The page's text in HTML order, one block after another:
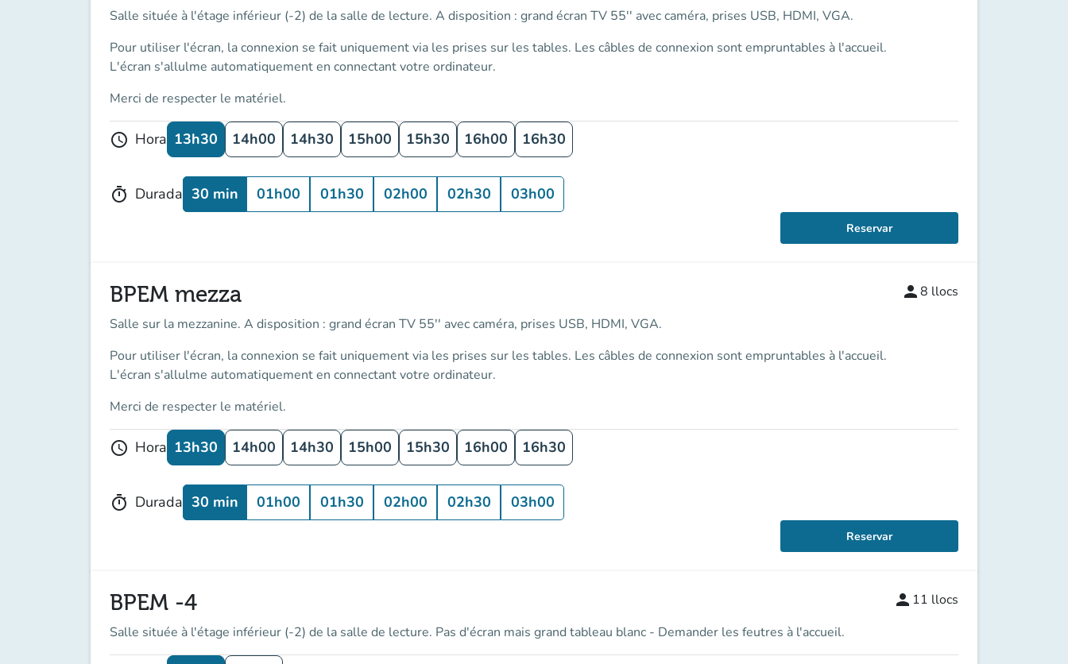
Salle située à l'étage inférieur (-2) de la salle de lecture. A disposition : grand écran TV 55'' avec caméra, prises USB, HDMI, VGA.
Pour utiliser l'écran, la connexion se fait uniquement via les prises sur les tables. Les câbles de connexion sont empruntables à l'accueil.
L'écran s'allulme automatiquement en connectant votre ordinateur.
Merci de respecter le matériel.
schedule Hora 13h30 14h00 14h30 15h00 15h30 16h00 16h30
timer Durada 30 min 01h00 01h30 02h00 02h30 03h00
Reservar
BPEM mezza
Salle sur la mezzanine. A disposition : grand écran TV 55'' avec caméra, prises USB, HDMI, VGA.
Pour utiliser l'écran, la connexion se fait uniquement via les prises sur les tables. Les câbles de connexion sont empruntables à l'accueil.
L'écran s'allulme automatiquement en connectant votre ordinateur.
Merci de respecter le matériel.
person8 llocs
schedule Hora 13h30 14h00 14h30 15h00 15h30 16h00 16h30
timer Durada 30 min 01h00 01h30 02h00 02h30 03h00
Reservar
BPEM -4
Salle située à l'étage inférieur (-2) de la salle de lecture. Pas d'écran mais grand tableau blanc - Demander les feutres à l'accueil.
person 11 llocs